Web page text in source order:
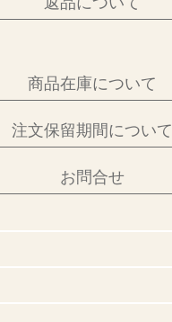
商品在庫について
注文保留期間について
お問合せ